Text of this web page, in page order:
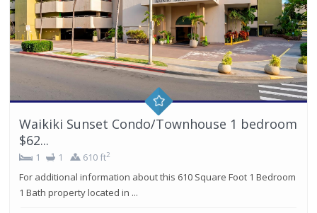
Waikiki Sunset Condo/Townhouse 1 bedroom
$62...
1 1 610 ft2
For additional information about this 610 Square Foot 1 Bedroom
1 Bath property located in ...